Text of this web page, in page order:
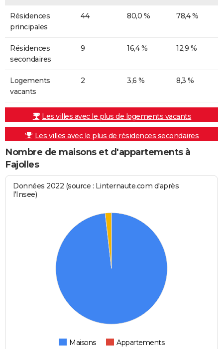
Résidences
principales
44 80,0 % 78,4 %
Résidences
secondaires
9 16,4 % 12,9 %
Logements
vacants
2 3,6 % 8,3 %
Les villes avec le plus de logements vacants
Les villes avec le plus de résidences secondaires
Nombre de maisons et d'appartements à
Fajolles
Données 2022 (source : Linternaute.com d'après
l'Insee)
Maisons
Appartements